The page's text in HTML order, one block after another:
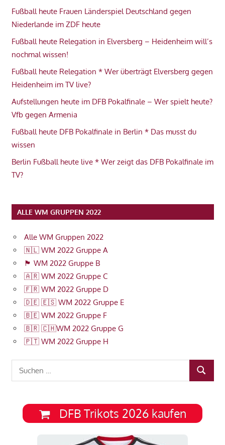
Fußball heute Frauen Länderspiel Deutschland gegen
Niederlande im ZDF heute
Fußball heute Relegation in Elversberg – Heidenheim will’s
nochmal wissen!
Fußball heute Relegation * Wer überträgt Elversberg gegen
Heidenheim im TV live?
Aufstellungen heute im DFB Pokalfinale – Wer spielt heute?
Vfb gegen Armenia
Fußball heute DFB Pokalfinale in Berlin * Das musst du
wissen
Berlin Fußball heute live * Wer zeigt das DFB Pokalfinale im
TV?
ALLE WM GRUPPEN 2022
Alle WM Gruppen 2022
🇳🇱 WM 2022 Gruppe A
🏴󠁧󠁢󠁥󠁮󠁧󠁿 WM 2022 Gruppe B
🇦🇷 WM 2022 Gruppe C
🇫🇷 WM 2022 Gruppe D
🇩🇪 🇪🇸 WM 2022 Gruppe E
🇧🇪 WM 2022 Gruppe F
🇧🇷 🇨🇭WM 2022 Gruppe G
🇵🇹 WM 2022 Gruppe H
SUCHEN
DFB Trikots 2026 kaufen